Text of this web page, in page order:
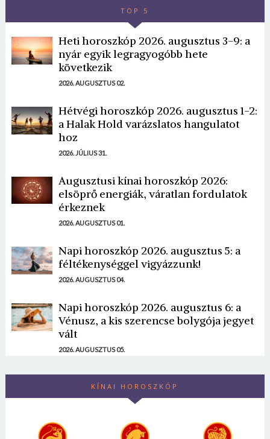
TOP 5
Heti horoszkóp 2026. augusztus 3-9: a
nyár egyik legragyogóbb hete
következik
2026. AUGUSZTUS 02.
Hétvégi horoszkóp 2026. augusztus 1-2:
a Halak Hold varázslatos hangulatot
hoz
2026. JÚLIUS 31.
Augusztusi kínai horoszkóp 2026:
elsöprő energiák, váratlan fordulatok
érkeznek
2026. AUGUSZTUS 01.
Napi horoszkóp 2026. augusztus 5: a
féltékenységgel vigyázzunk!
2026. AUGUSZTUS 04.
Napi horoszkóp 2026. augusztus 6: a
Vénusz, a kis szerencse bolygója jegyet
vált
2026. AUGUSZTUS 05.
KÍNAI HOROSZKÓP